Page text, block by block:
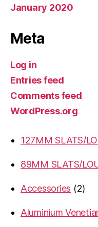
January 2020
Meta
Log in
Entries feed
Comments feed
WordPress.org
127MM SLATS/
89MM SLATS/
Accessories
22
Aluminium